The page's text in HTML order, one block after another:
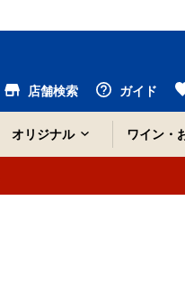
店舗検索 ガイド
オリジナル ワイン・